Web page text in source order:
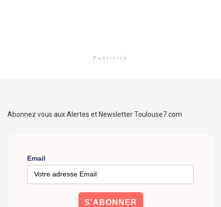
Publicité
Abonnez vous aux Alertes et Newsletter Toulouse7.com
Email